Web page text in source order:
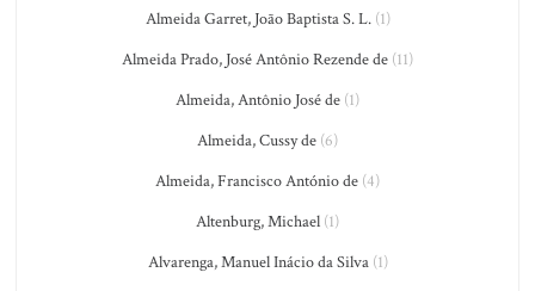
Almeida Garret, João Baptista S. L.(1)
Almeida Prado, José Antônio Rezende de (11)
Almeida, Antônio José de (1)
Almeida, Cussy de (6)
Almeida, Francisco António de (4)
Altenburg, Michael (1)
Alvarenga, Manuel Inácio da Silva(1)